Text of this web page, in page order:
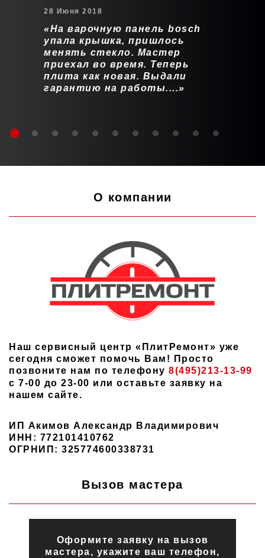
28 Июня 2018
На варочную панель bosch
упала крышка, пришлось
менять стекло. Мастер
приехал во время. Теперь
плита как новая. Выдали
гарантию на работы....
О компании
Наш сервисный центр «ПлитРемонт» уже
сегодня сможет помочь Вам! Просто
позвоните нам по телефону 8(495)213-13-99
с 7-00 до 23-00 или оставьте заявку на
нашем сайте.
ИП Акимов Александр Владимирович
ИНН: 772101410762
ОГРНИП: 325774600338731
Вызов мастера
Оформите заявку на вызов
мастера, укажите ваш телефон,